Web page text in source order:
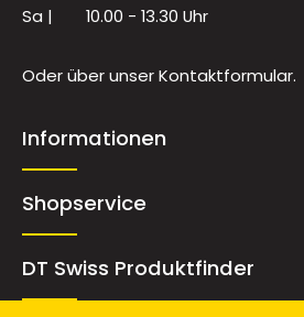
Sa | 10.00 - 13.30 Uhr
Oder über unserKontaktformular.
Informationen
Shopservice
DT Swiss Produktfinder